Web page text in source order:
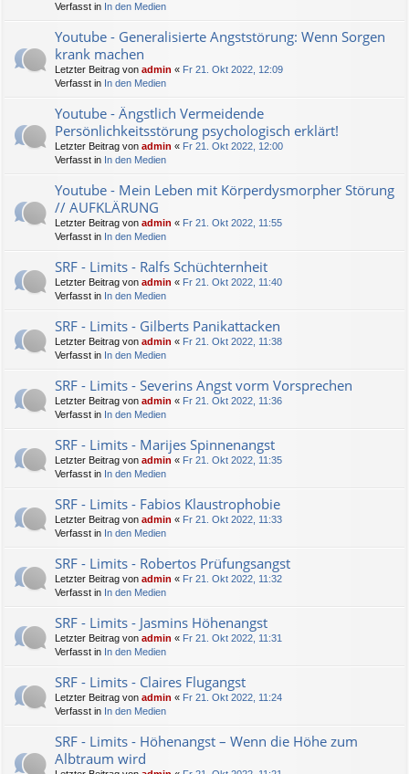
Verfasst in In den Medien
Youtube - Generalisierte Angststörung: Wenn Sorgen
krank machen
Letzter Beitrag von admin « Fr 21. Okt 2022, 12:09
Verfasst in In den Medien
Youtube - Ängstlich Vermeidende
Persönlichkeitsstörung psychologisch erklärt!
Letzter Beitrag von admin « Fr 21. Okt 2022, 12:00
Verfasst in In den Medien
Youtube - Mein Leben mit Körperdysmorpher Störung
// AUFKLÄRUNG
Letzter Beitrag von admin « Fr 21. Okt 2022, 11:55
Verfasst in In den Medien
SRF - Limits - Ralfs Schüchternheit
Letzter Beitrag von admin « Fr 21. Okt 2022, 11:40
Verfasst in In den Medien
SRF - Limits - Gilberts Panikattacken
Letzter Beitrag von admin « Fr 21. Okt 2022, 11:38
Verfasst in In den Medien
SRF - Limits - Severins Angst vorm Vorsprechen
Letzter Beitrag von admin « Fr 21. Okt 2022, 11:36
Verfasst in In den Medien
SRF - Limits - Marijes Spinnenangst
Letzter Beitrag von admin « Fr 21. Okt 2022, 11:35
Verfasst in In den Medien
SRF - Limits - Fabios Klaustrophobie
Letzter Beitrag von admin « Fr 21. Okt 2022, 11:33
Verfasst in In den Medien
SRF - Limits - Robertos Prüfungsangst
Letzter Beitrag von admin « Fr 21. Okt 2022, 11:32
Verfasst in In den Medien
SRF - Limits - Jasmins Höhenangst
Letzter Beitrag von admin « Fr 21. Okt 2022, 11:31
Verfasst in In den Medien
SRF - Limits - Claires Flugangst
Letzter Beitrag von admin « Fr 21. Okt 2022, 11:24
Verfasst in In den Medien
SRF - Limits - Höhenangst – Wenn die Höhe zum
Albtraum wird